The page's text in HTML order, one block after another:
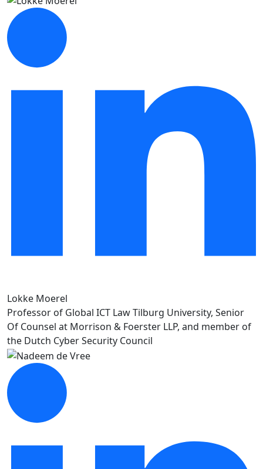
Lokke Moerel
Professor of Global ICT Law Tilburg University, Senior
Of Counsel at Morrison & Foerster LLP, and member of
the Dutch Cyber Security Council